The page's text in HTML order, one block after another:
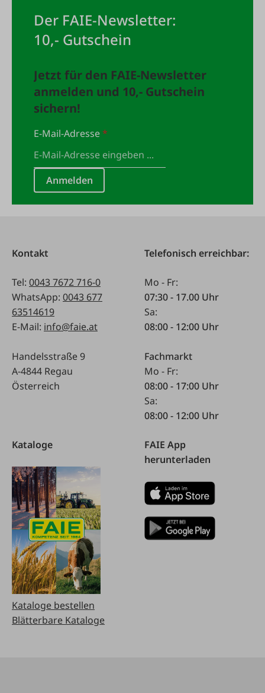
Der FAIE-Newsletter:
10,- Gutschein
Jetzt für den FAIE-Newsletter
anmelden und 10,- Gutschein
sichern!
E-Mail-Adresse*
Anmelden
Kontakt
Tel: 0043 7672 716-0
WhatsApp: 0043 677
63514619
E-Mail: info@faie.at
Handelsstraße 9
A-4844 Regau
Österreich
Telefonisch erreichbar:
Mo - Fr:
07:30 - 17.00 Uhr
Sa:
08:00 - 12:00 Uhr
Fachmarkt
Mo - Fr:
08:00 - 17:00 Uhr
Sa:
08:00 - 12:00 Uhr
Kataloge
Kataloge bestellen
Blätterbare Kataloge
FAIE App
herunterladen